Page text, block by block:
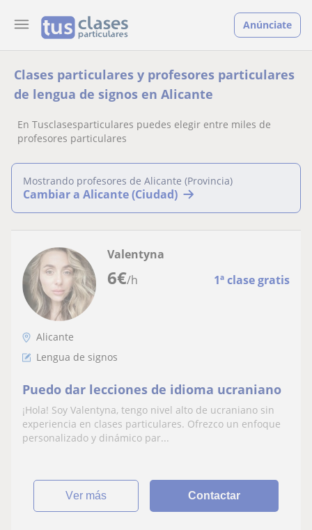
Anúnciate
Clases particulares y profesores particulares
de lengua de signos en Alicante
En Tusclasesparticulares puedes elegir entre miles de
profesores particulares
Mostrando profesores de Alicante (Provincia)
Cambiar a Alicante (Ciudad)
6€/h 1ª clase gratis
Valentyna
Alicante
Lengua de signos
Puedo dar lecciones de idioma ucraniano
¡Hola! Soy Valentyna, tengo nivel alto de ucraniano sin
experiencia en clases particulares. Ofrezco un enfoque
personalizado y dinámico par...
ver más Contactar